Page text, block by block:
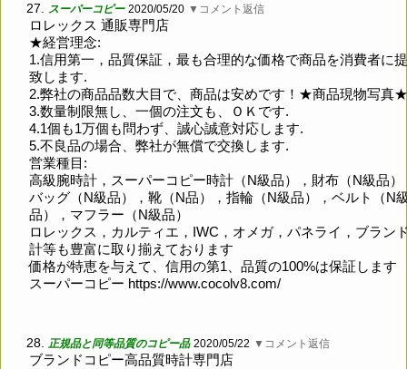
27. スーパーコピー 2020/05/20 ▼コメント返信
ロレックス 通販専門店
★経営理念:
1.信用第一，品質保証，最も合理的な価格で商品を消費者に
致します.
2.弊社の商品品数大目で、商品は安めです！★商品現物写真★
3.数量制限無し、一個の注文も、ＯＫです.
4.1個も1万個も問わず、誠心誠意対応します.
5.不良品の場合、弊社が無償で交換します.
営業種目:
高級腕時計，スーパーコピー時計（N級品），財布（N級品）
バッグ（N級品），靴（N品），指輪（N級品），ベルト（N
品），マフラー（N級品）
ロレックス，カルティエ，IWC，オメガ，パネライ，ブラン
計等も豊富に取り揃えております
価格が特恵を与えて、信用の第1、品質の100%は保証します
スーパーコピー https://www.cocolv8.com/
28. 正規品と同等品質のコピー品 2020/05/22 ▼コメント返信
ブランドコピー高品質時計専門店